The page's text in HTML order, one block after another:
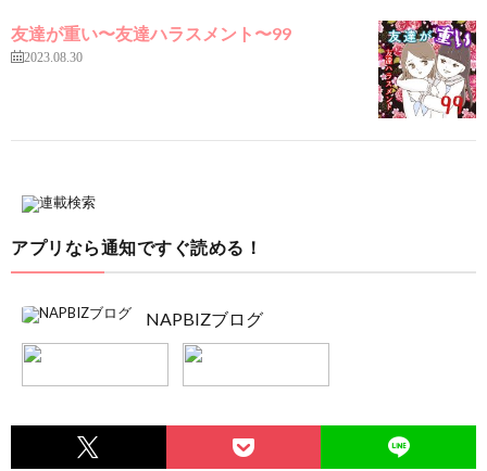
友達が重い〜友達ハラスメント〜99
2023.08.30
アプリなら通知ですぐ読める！
NAPBIZブログ